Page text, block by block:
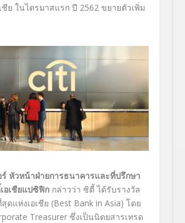
ชีย ในไตรมาสแรก ปี 2562 ขยายตัวเพิ่ม
ร์ หัวหน้าฝ่ายการธนาคารและที่ปรึกษา
อเชียแปซิฟิก กล่าวว่า ซิตี้ ได้รับรางวัล
ดแห่งเอเชีย (Best Bank in Asia) โดย
Treasurer ซึ่งเป็นนิตยสารเทรด